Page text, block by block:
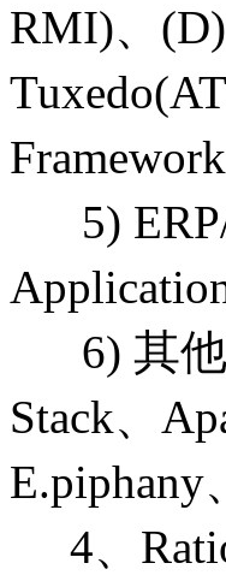
RMI)、
5) ERP/
6) 其他
Stack、
E.piphany
4、